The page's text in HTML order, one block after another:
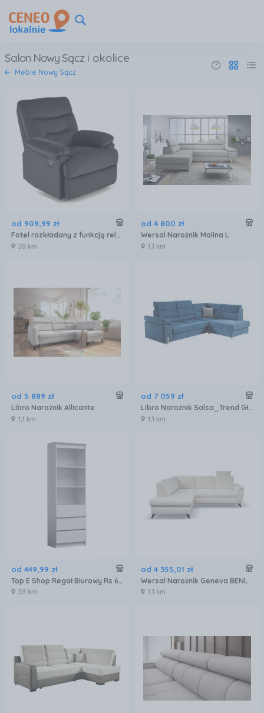
Salon Nowy Sącz i okolice
Meble Nowy Sącz
od 909,99 zł
Fotel rozkładany z funkcją relax Drager, wypoczynkowy, do salonu, czarny
39 km
od 4 800 zł
Wersal Narożnik Molina L
1,1 km
od 5 889 zł
Libro Narożnik Allicante
1,1 km
od 7 059 zł
Libro Narożnik Salsa_Trend Gł. 190 2FLBKR
1,1 km
od 449,99 zł
Top E Shop Regał Biurowy Rs 60 Biały Rs60 Olimp Biel
39 km
od 4 355,01 zł
Wersal Narożnik Geneva BENIX Tkanina promocyjna
1,1 km